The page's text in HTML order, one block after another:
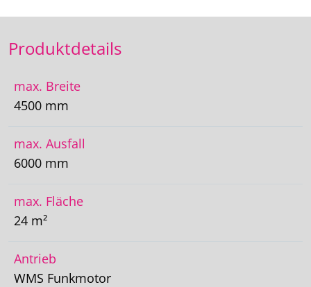
Produktdetails
max. Breite
4500 mm
max. Ausfall
6000 mm
max. Fläche
24 m²
Antrieb
WMS Funkmotor